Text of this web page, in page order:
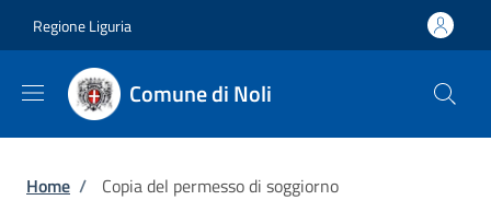
Regione Liguria
Comune di Noli
Briciole di pane
Home / Copia del permesso di soggiorno